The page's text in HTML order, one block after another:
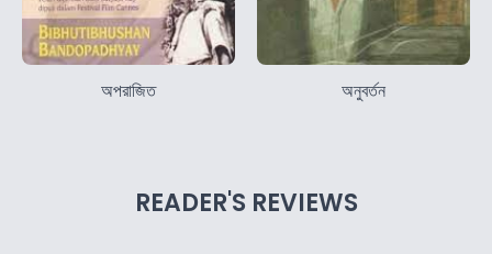
অপরাজিত অনুবর্তন
READER'S REVIEWS